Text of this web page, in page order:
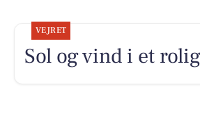
VEJRET
Sol og vind i et